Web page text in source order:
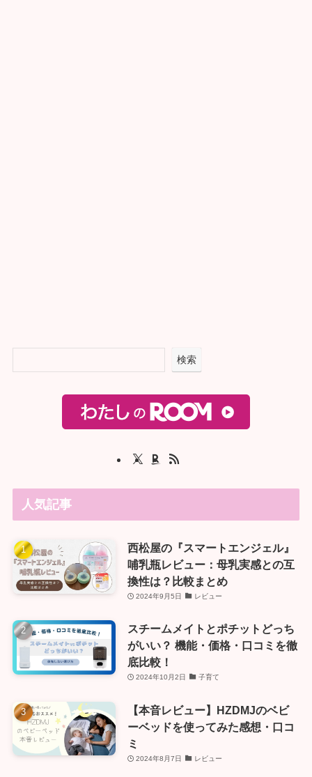
検索
人気記事
西松屋の『スマートエンジェル』
哺乳瓶レビュー：母乳実感との互
換性は？比較まとめ
2024年9月5日 レビュー
スチームメイトとポチットどっち
がいい？ 機能・価格・口コミを徹
底比較！
2024年10月2日 子育て
【本音レビュー】HZDMJのベビ
ーベッドを使ってみた感想・口コ
ミ
2024年8月7日 レビュー